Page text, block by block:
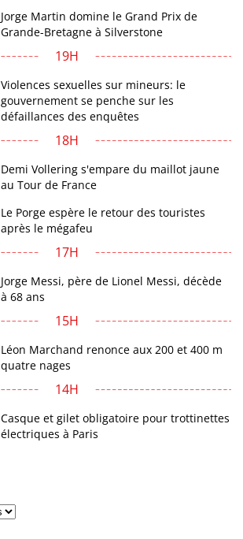
Jorge Martin domine le Grand Prix de
Grande-Bretagne à Silverstone
19H
Violences sexuelles sur mineurs: le
gouvernement se penche sur les
défaillances des enquêtes
18H
Demi Vollering s'empare du maillot jaune
au Tour de France
Le Porge espère le retour des touristes
après le mégafeu
17H
Jorge Messi, père de Lionel Messi, décède
à 68 ans
15H
Léon Marchand renonce aux 200 et 400 m
quatre nages
14H
Casque et gilet obligatoire pour trottinettes
électriques à Paris